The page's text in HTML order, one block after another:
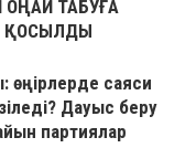
ОҢАЙ ТАБУҒА
ҚОСЫЛДЫ
өңірлерде саяси
Дауыс беру
партиялар